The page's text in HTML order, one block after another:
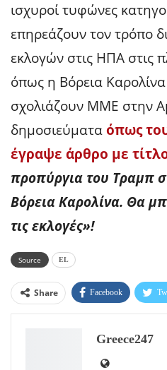
ισχυροί τυφώνες
επηρεάζουν τον τρόπο
εκλογών στις ΗΠΑ στις
όπως η Βόρεια
σχολιάζουν ΜΜΕ στην
δημοσιεύματαόπως
έγραψε άρθρο με
προπύργια του Τραμπ
Βόρεια Καρολίνα. Θα
τις εκλογές»!
Source EL
Share Facebook
Greece247